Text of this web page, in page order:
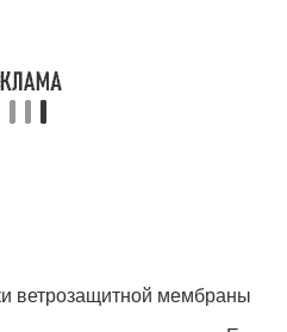
ветрозащитной мембраны